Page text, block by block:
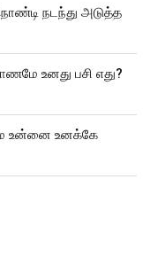
நடந்து அடுத்த
உனது பசி எது?
உன்னை உனக்கே